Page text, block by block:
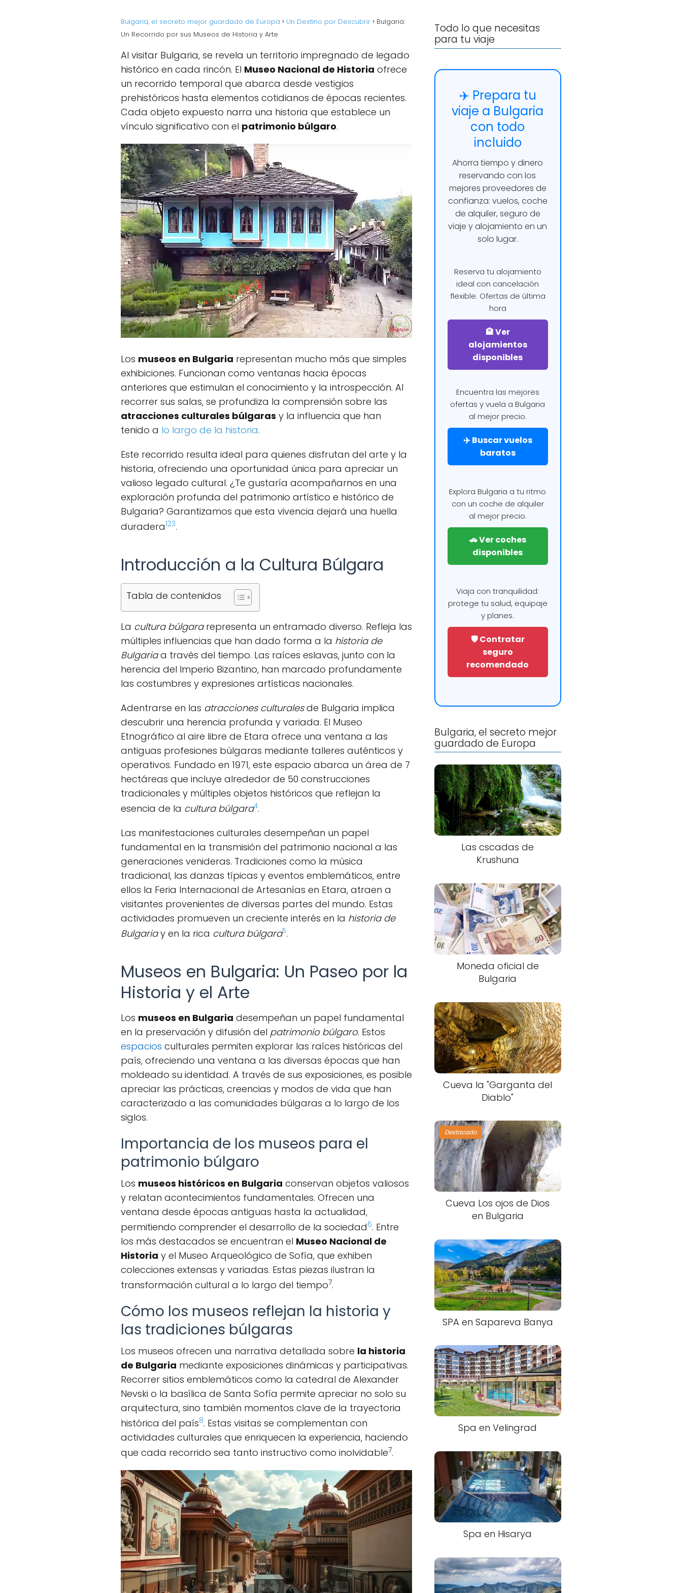
Bulgaria, el secreto mejor guardado de Europa Un Destino por Descubrir
Bulgaria:
Un Recorrido por sus Museos de Historia y Arte
Al visitar Bulgaria, se revela un territorio impregnado de legado
histórico en cada rincón. El Museo Nacional de Historia ofrece
un recorrido temporal que abarca desde vestigios
prehistóricos hasta elementos cotidianos de épocas recientes.
Cada objeto expuesto narra una historia que establece un
vínculo significativo con el patrimonio búlgaro.
Los museos en Bulgaria representan mucho más que simples
exhibiciones. Funcionan como ventanas hacia épocas
anteriores que estimulan el conocimiento y la introspección. Al
recorrer sus salas, se profundiza la comprensión sobre las
atracciones culturales búlgaras y la influencia que han
tenido a lo largo de la historia.
Este recorrido resulta ideal para quienes disfrutan del arte y la
historia, ofreciendo una oportunidad única para apreciar un
valioso legado cultural. ¿Te gustaría acompañarnos en una
exploración profunda del patrimonio artístico e histórico de
Bulgaria? Garantizamos que esta vivencia dejará una huella
duradera123.
Introducción a la Cultura Búlgara
Tabla de contenidos
La cultura búlgararepresenta un entramado diverso. Refleja las
múltiples influencias que han dado forma a la historia de
Bulgariaa través del tiempo. Las raíces eslavas, junto con la
herencia del Imperio Bizantino, han marcado profundamente
las costumbres y expresiones artísticas nacionales.
Adentrarse en las atracciones culturalesde Bulgaria implica
descubrir una herencia profunda y variada. El Museo
Etnográfico al aire libre de Etara ofrece una ventana a las
antiguas profesiones búlgaras mediante talleres auténticos y
operativos. Fundado en 1971, este espacio abarca un área de 7
hectáreas que incluye alrededor de 50 construcciones
tradicionales y múltiples objetos históricos que reflejan la
esencia de la cultura búlgara4.
Las manifestaciones culturales desempeñan un papel
fundamental en la transmisión del patrimonio nacional a las
generaciones venideras. Tradiciones como la música
tradicional, las danzas típicas y eventos emblemáticos, entre
ellos la Feria Internacional de Artesanías en Etara, atraen a
visitantes provenientes de diversas partes del mundo. Estas
actividades promueven un creciente interés en la historia de
Bulgariay en la rica cultura búlgara5.
Museos en Bulgaria: Un Paseo por la
Historia y el Arte
Los museos en Bulgaria desempeñan un papel fundamental
en la preservación y difusión del patrimonio búlgaro. Estos
espacios culturales permiten explorar las raíces históricas del
país, ofreciendo una ventana a las diversas épocas que han
moldeado su identidad. A través de sus exposiciones, es posible
apreciar las prácticas, creencias y modos de vida que han
caracterizado a las comunidades búlgaras a lo largo de los
siglos.
Importancia de los museos para el
patrimonio búlgaro
Los museos históricos en Bulgaria conservan objetos valiosos
y relatan acontecimientos fundamentales. Ofrecen una
ventana desde épocas antiguas hasta la actualidad,
permitiendo comprender el desarrollo de la sociedad6. Entre
los más destacados se encuentran el Museo Nacional de
Historia y el Museo Arqueológico de Sofía, que exhiben
colecciones extensas y variadas. Estas piezas ilustran la
transformación cultural a lo largo del tiempo7.
Cómo los museos reflejan la historia y
las tradiciones búlgaras
Los museos ofrecen una narrativa detallada sobre la historia
de Bulgaria mediante exposiciones dinámicas y participativas.
Recorrer sitios emblemáticos como la catedral de Alexander
Nevski o la basílica de Santa Sofía permite apreciar no solo su
arquitectura, sino también momentos clave de la trayectoria
histórica del país8. Estas visitas se complementan con
actividades culturales que enriquecen la experiencia, haciendo
que cada recorrido sea tanto instructivo como inolvidable7.
Todo lo que necesitas
para tu viaje
✈️ Prepara tu
viaje a Bulgaria
con todo
incluido
Ahorra tiempo y dinero
reservando con los
mejores proveedores de
confianza: vuelos, coche
de alquiler, seguro de
viaje y alojamiento en un
solo lugar.
Reserva tu alojamiento
ideal con cancelación
flexible. Ofertas de última
hora
🏨 Ver
alojamientos
disponibles
Encuentra las mejores
ofertas y vuela a Bulgaria
al mejor precio.
✈️ Buscar vuelos
baratos
Explora Bulgaria a tu ritmo
con un coche de alquiler
al mejor precio.
🚗 Ver coches
disponibles
Viaja con tranquilidad:
protege tu salud, equipaje
y planes.
🛡️ Contratar
seguro
recomendado
Bulgaria, el secreto mejor
guardado de Europa
Las cscadas de
Krushuna
Moneda oficial de
Bulgaria
Cueva la "Garganta del
Diablo"
Destacado
Cueva Los ojos de Dios
en Bulgaria
SPA en Sapareva Banya
Spa en Velingrad
Spa en Hisarya